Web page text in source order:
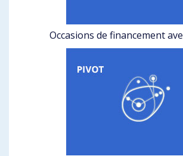
Occasions de financement